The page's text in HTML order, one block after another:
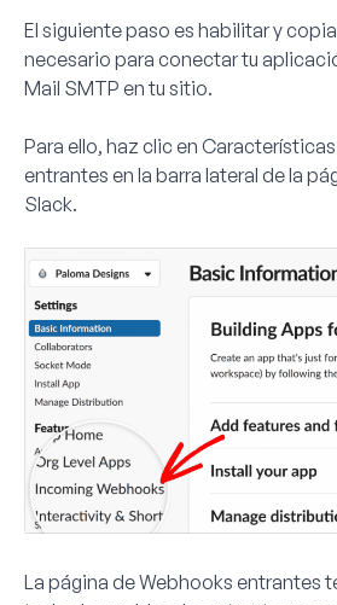
El siguiente paso es habilitar y
necesario para conectar tu
Mail SMTP en tu sitio.
Para ello, haz clic en
entrantes en la barra lateral de la
Slack.
La página de Webhooks entrantes